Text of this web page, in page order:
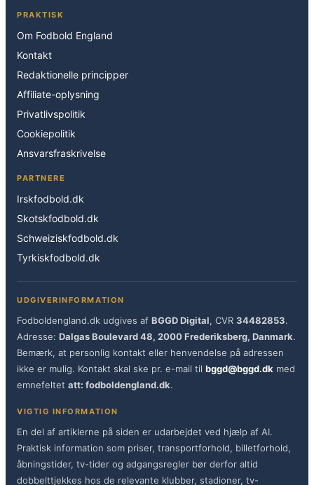
PRAKTISK
Om Fodbold England
Kontakt
Redaktionelle principper
Affiliate-oplysning
Privatlivspolitik
Cookiepolitik
Ansvarsfraskrivelse
PARTNERE
Irskfodbold.dk
Skotskfodbold.dk
Schweiziskfodbold.dk
Tyrkiskfodbold.dk
UDGIVERINFORMATION
Fodboldengland.dk udgives af BGGD Digital, CVR 34482853.
Adresse: Dalgas Boulevard 48, 2000 Frederiksberg, Danmark.
Bemærk, at personlig kontakt eller henvendelse på adressen
ikke er mulig. Kontakt skal ske pr. e-mail til bggd@bggd.dk med
emnefeltet att: fodboldengland.dk.
VIGTIG INFORMATION
En del af artiklerne på siden er udarbejdet ved hjælp af AI.
Praktisk information som priser, transportforhold, billetforhold,
åbningstider, tv-tider og adgangsregler bør derfor altid
dobbelttjekkes hos de relevante klubber, stadioner, tv-